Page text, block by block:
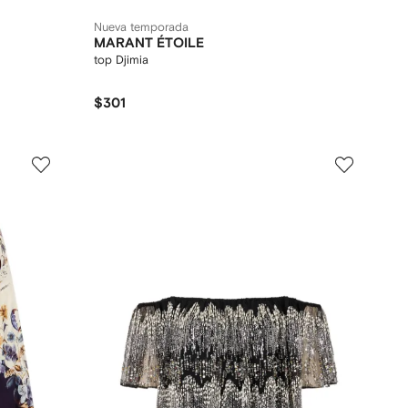
Nueva temporada
MARANT ÉTOILE
top Djimia
$301